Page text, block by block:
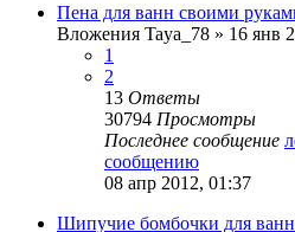
Пена для ванн своими
Вложения Taya_78 » 16 янв
1
2
13 Ответы
30794 Просмотры
Последнее сообщение
сообщению
08 апр 2012, 01:37
Шипучие бомбочки для